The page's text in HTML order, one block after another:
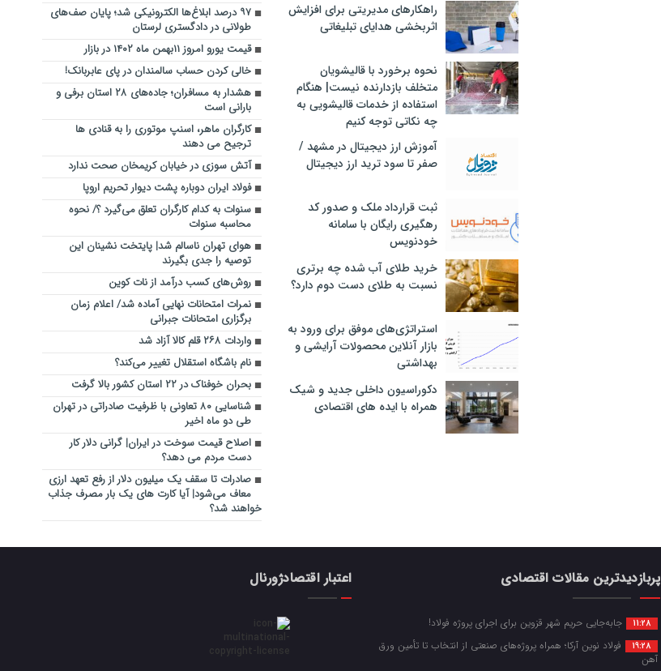
راهکارهای مدیریتی برای افزایش
اثربخشی هدایای تبلیغاتی
نحوه برخورد با قالیشویان
متخلف بازدارنده نیست| هنگام
استفاده از خدمات قالیشویی به
چه نکاتی توجه کنیم
آموزش ارز دیجیتال در مشهد /
صفر تا سود ترید ارز دیجیتال
ثبت قرارداد ملک و صدور کد
رهگیری رایگان با سامانه
خودنویس
خرید طلای آب شده چه برتری
نسبت به طلای دست دوم دارد؟
استراتژی‌های موفق برای ورود به
بازار آنلاین محصولات آرایشی و
بهداشتی
دکوراسیون داخلی جدید و شیک
همراه با ایده های اقتصادی
۹۷ درصد ابلاغ‌ها الکترونیکی شد؛ پایان صف‌های
طولانی در دادگستری لرستان
قیمت یورو امروز ۱۱بهمن ماه ۱۴۰۲ در بازار
خالی کردن حساب سالمندان در پای عابربانک!
هشدار به مسافران؛ جاده‌های ۲۸ استان برفی و
بارانی است
کارگران ماهر، اسنپ موتوری را به قنادی ها
ترجیح می دهند
آتش سوزی در خیابان کریمخان صحت ندارد
فولاد ایران دوباره پشت دیوار تحریم اروپا
سنوات به کدام کارگران تعلق می‌گیرد ؟/ نحوه
محاسبه سنوات
هوای تهران ناسالم شد| پایتخت نشینان این
توصیه را جدی بگیرند
روش‌های کسب درآمد از نات کوین
نمرات امتحانات نهایی آماده شد/ اعلام زمان
برگزاری امتحانات جبرانی
واردات ۲۶۸ قلم کالا آزاد شد
نام باشگاه استقلال تغییر می‌کند؟
بحران خوفناک در ۲۲ استان کشور بالا گرفت
شناسایی ۸۰ تعاونی با ظرفیت صادراتی در تهران
طی دو ماه اخیر
اصلاح قیمت سوخت در ایران| گرانی دلار کار
دست مردم می دهد؟
صادرات تا سقف یک میلیون دلار از رفع تعهد ارزی
معاف می‌شود| آیا کارت های یک بار مصرف جذاب
خواهند شد؟
پربازدیدترین مقالات اقتصادی
11:28 جابه‌جایی حریم شهر قزوین برای اجرای پروژه فولاد!
19:28
فولاد نوین آرکا؛ همراه پروژه‌های صنعتی از انتخاب تا تأمین ورق
آهن
اعتبار اقتصادژورنال